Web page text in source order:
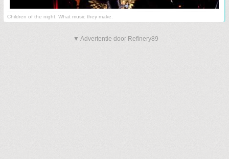
Children of the night. What music they make.
▼ Advertentie door Refinery89